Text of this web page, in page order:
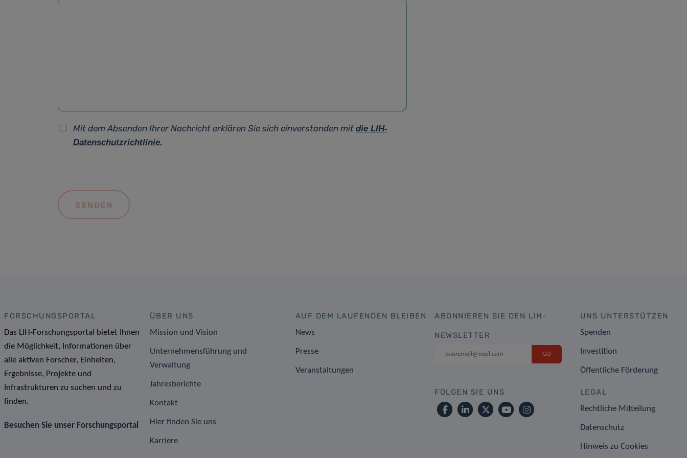
Mit dem Absenden Ihrer Nachricht erklären Sie sich einverstanden mitdie LIH-
Datenschutzrichtlinie.
FORSCHUNGSPORTAL
Das LIH-Forschungsportal bietet Ihnen
die Möglichkeit, Informationen über
alle aktiven Forscher, Einheiten,
Ergebnisse, Projekte und
Infrastrukturen zu suchen und zu
finden.
Besuchen Sie unser Forschungsportal
ÜBER UNS
Mission und Vision
Unternehmensführung und
Verwaltung
Jahresberichte
Kontakt
Hier finden Sie uns
Karriere
AUF DEM LAUFENDEN BLEIBEN
News
Presse
Veranstaltungen
ABONNIEREN SIE DEN LIH-
NEWSLETTER
FOLGEN SIE UNS
UNS UNTERSTÜTZEN
Spenden
Investition
Öffentliche Förderung
LEGAL
Rechtliche Mitteilung
Datenschutz
Hinweis zu Cookies